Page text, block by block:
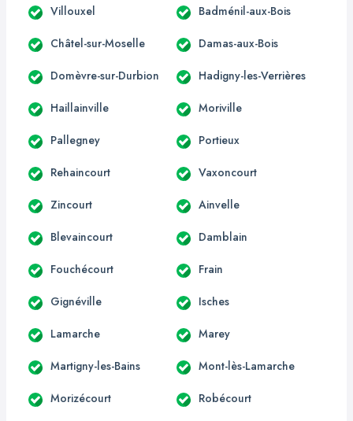
Villouxel Badménil-aux-Bois
Châtel-sur-Moselle Damas-aux-Bois
Domèvre-sur-Durbion Hadigny-les-Verrières
Haillainville Moriville
Pallegney Portieux
Rehaincourt Vaxoncourt
Zincourt Ainvelle
Blevaincourt Damblain
Fouchécourt Frain
Gignéville Isches
Lamarche Marey
Martigny-les-Bains Mont-lès-Lamarche
Morizécourt Robécourt